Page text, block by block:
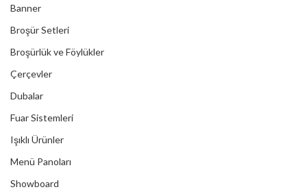
Banner
Broşür Setleri
Broşürlük ve Föylükler
Çerçevler
Dubalar
Fuar Sistemleri
Işıklı Ürünler
Menü Panoları
Showboard